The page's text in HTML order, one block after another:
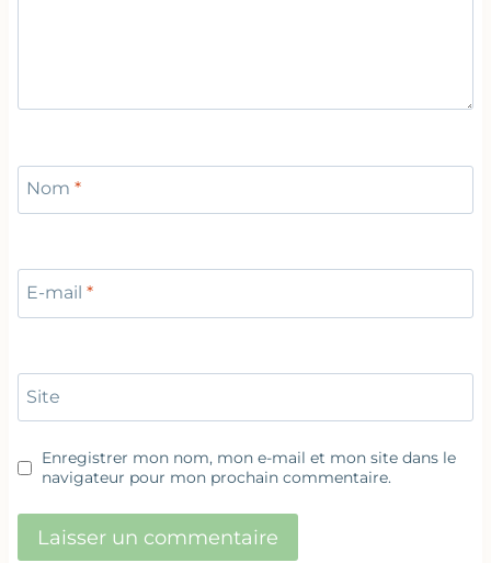
Nom *
E-mail *
Site
Enregistrer mon nom, mon e-mail et mon site dans le
navigateur pour mon prochain commentaire.